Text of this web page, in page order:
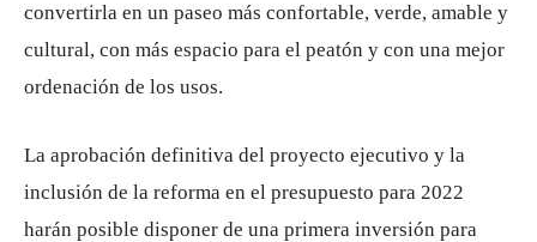
convertirla en un paseo más confortable, verde, amable y
cultural, con más espacio para el peatón y con una mejor
ordenación de los usos.
La aprobación definitiva del proyecto ejecutivo y la
inclusión de la reforma en el presupuesto para 2022
harán posible disponer de una primera inversión para